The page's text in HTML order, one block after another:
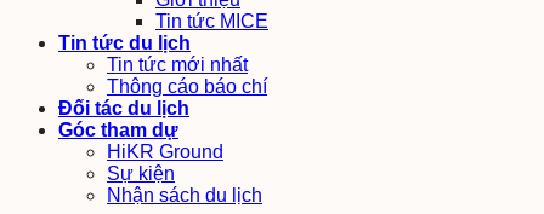
Tin tức MICE
Tin tức du lịch
Tin tức mới nhất
Thông cáo báo chí
Đối tác du lịch
Góc tham dự
HiKR Ground
Sự kiện
Nhận sách du lịch